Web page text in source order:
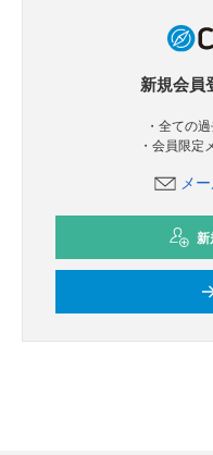
新規会員
・全ての
・会員限定
メ